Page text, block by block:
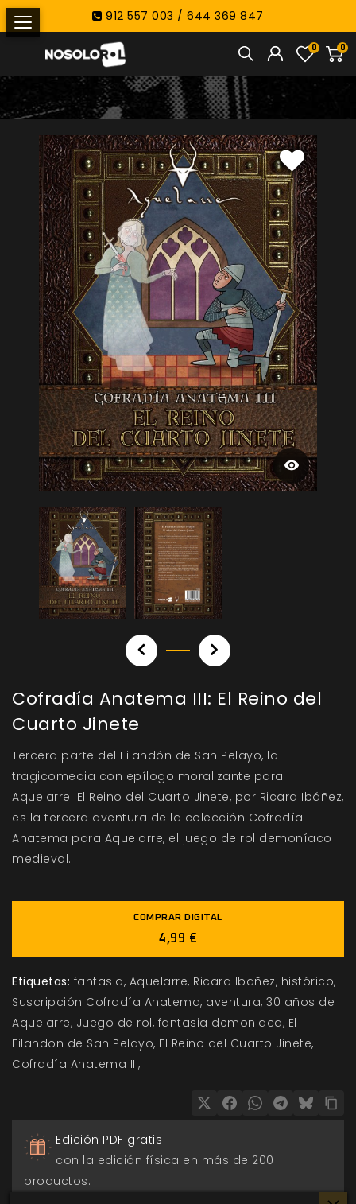
912 557 003 / 644 369 847
0
0
Cofradía Anatema III: El Reino del
Cuarto Jinete
Tercera parte del Filandón de San Pelayo, la
tragicomedia con epílogo moralizante para
Aquelarre. El Reino del Cuarto Jinete, por Ricard Ibáñez,
es la tercera aventura de la colección Cofradía
Anatema para Aquelarre, el juego de rol demoníaco
medieval.
COMPRAR DIGITAL
4,99 €
Etiquetas: fantasia Aquelarre Ricard Ibañez histórico
Suscripción Cofradía Anatema aventura 30 años de
Aquelarre Juego de rol fantasia demoniaca El
Filandon de San Pelayo El Reino del Cuarto Jinete
Cofradía Anatema III
Edición PDF gratis
con la edición física en más de 200
productos.